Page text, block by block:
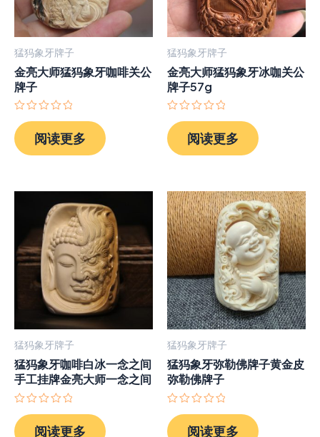
猛犸象牙牌子
金亮大师猛犸象牙咖啡关公
牌子
评
分
0
&sol;
阅读更多
猛犸象牙牌子
金亮大师猛犸象牙冰咖关公
牌子57g
评
分
0
&sol;
阅读更多
猛犸象牙牌子
猛犸象牙咖啡白冰一念之间
手工挂牌金亮大师一念之间
分
0
阅读更多
猛犸象牙牌子
猛犸象牙弥勒佛牌子黄金皮
弥勒佛牌子
分
0
阅读更多